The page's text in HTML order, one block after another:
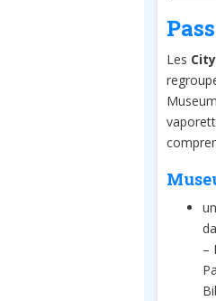
Les
un
–